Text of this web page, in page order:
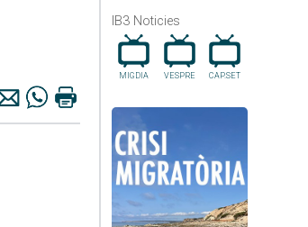
IB3 Noticies
MIGDIA VESPRE CAP.SET